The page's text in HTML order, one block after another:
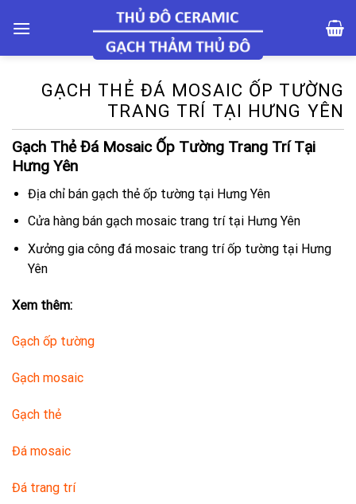
GẠCH THẺ ĐÁ MOSAIC ỐP TƯỜNG
TRANG TRÍ TẠI HƯNG YÊN
Gạch Thẻ Đá Mosaic Ốp Tường Trang Trí Tại
Hưng Yên
Địa chỉ bán gạch thẻ ốp tường tại Hưng Yên
Cửa hàng bán gạch mosaic trang trí tại Hưng Yên
Xưởng gia công đá mosaic trang trí ốp tường tại Hưng
Yên
Xem thêm:
Gạch ốp tường
Gạch mosaic
Gạch thẻ
Đá mosaic
Đá trang trí